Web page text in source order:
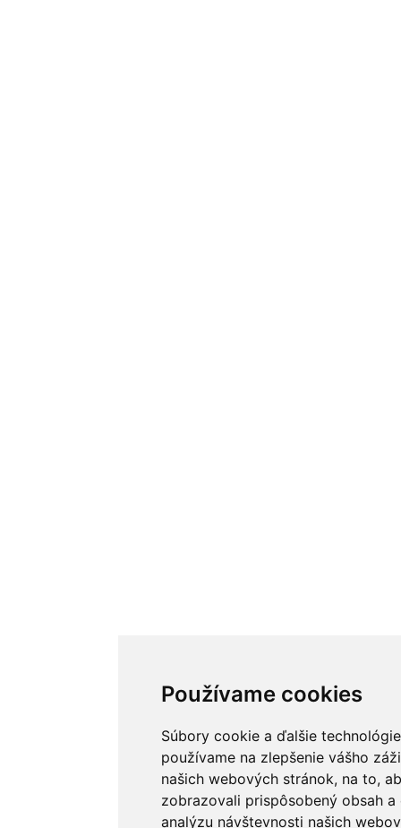
Používame cookies
Súbory cookie a ďalšie
používame na zlepšenie vášho
našich webových stránok, na to,
zobrazovali prispôsobený obsah a
analýzu návštevnosti našich